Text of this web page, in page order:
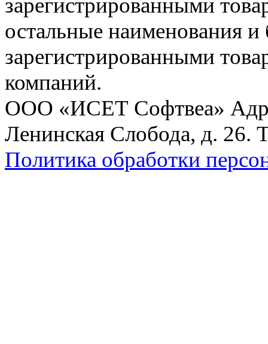
зарегистрированными
остальные наименования
зарегистрированными
компаний.
ООО «ИСЕТ Софтвеа»
Ленинская Слобода, д. 26.
Политика обработки